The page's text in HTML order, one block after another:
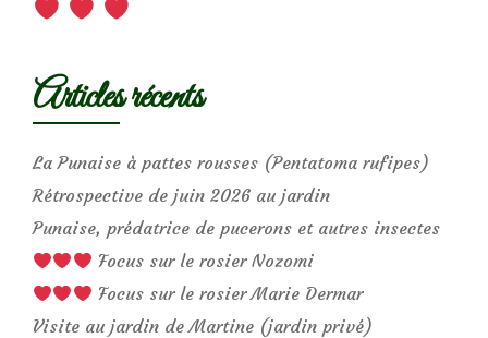
Articles récents
La Punaise à pattes rousses (Pentatoma rufipes)
Rétrospective de juin 2026 au jardin
Punaise, prédatrice de pucerons et autres insectes
Focus sur le rosier Nozomi
Focus sur le rosier Marie Dermar
Visite au jardin de Martine (jardin privé)